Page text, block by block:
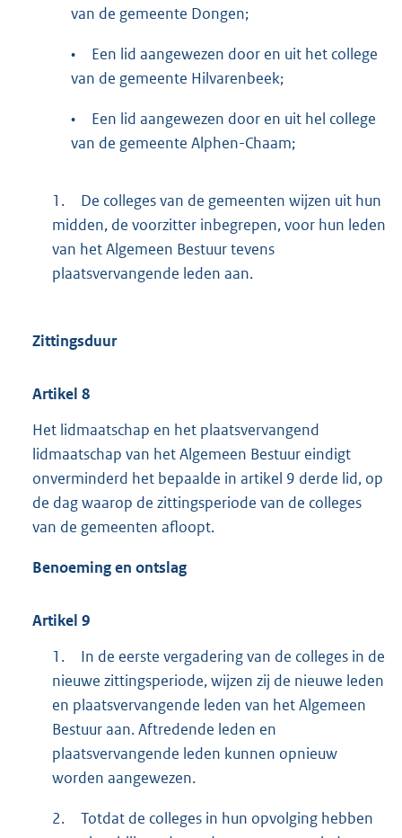
van de gemeente Dongen;
•
Een lid aangewezen door en uit het college
van de gemeente Hilvarenbeek;
•
Een lid aangewezen door en uit hel college
van de gemeente Alphen-Chaam;
1.
De colleges van de gemeenten wijzen uit hun
midden, de voorzitter inbegrepen, voor hun leden
van het Algemeen Bestuur tevens
plaatsvervangende leden aan.
Zittingsduur
Artikel 8
Het lidmaatschap en het plaatsvervangend
lidmaatschap van het Algemeen Bestuur eindigt
onverminderd het bepaalde in artikel 9 derde lid, op
de dag waarop de zittingsperiode van de colleges
van de gemeenten afloopt.
Benoeming en ontslag
Artikel 9
1.
In de eerste vergadering van de colleges in de
nieuwe zittingsperiode, wijzen zij de nieuwe leden
en plaatsvervangende leden van het Algemeen
Bestuur aan. Aftredende leden en
plaatsvervangende leden kunnen opnieuw
worden aangewezen.
2.
Totdat de colleges in hun opvolging hebben